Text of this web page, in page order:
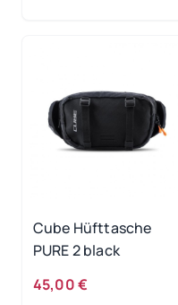
Cube Hüfttasche
PURE 2 black
45,00 €